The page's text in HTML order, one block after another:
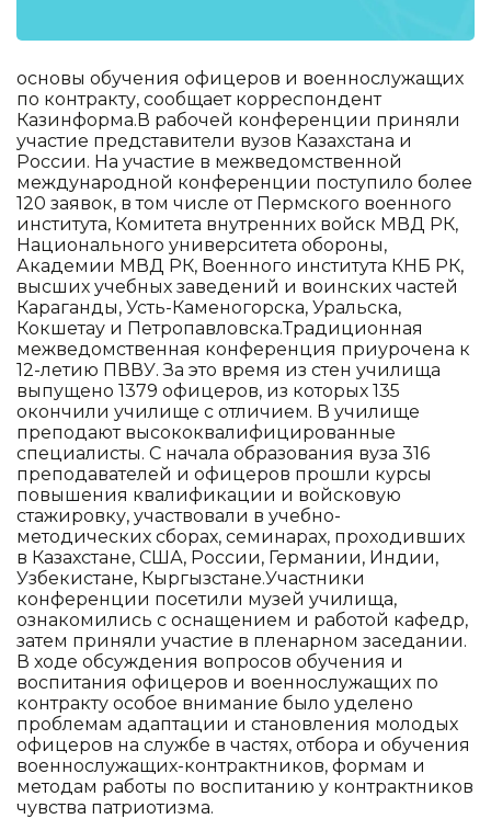
основы обучения офицеров и военнослужащих
по контракту, сообщает корреспондент
Казинформа.В рабочей конференции приняли
участие представители вузов Казахстана и
России. На участие в межведомственной
международной конференции поступило более
120 заявок, в том числе от Пермского военного
института, Комитета внутренних войск МВД РК,
Национального университета обороны,
Академии МВД РК, Военного института КНБ РК,
высших учебных заведений и воинских частей
Караганды, Усть-Каменогорска, Уральска,
Кокшетау и Петропавловска.Традиционная
межведомственная конференция приурочена к
12-летию ПВВУ. За это время из стен училища
выпущено 1379 офицеров, из которых 135
окончили училище с отличием. В училище
преподают высококвалифицированные
специалисты. С начала образования вуза 316
преподавателей и офицеров прошли курсы
повышения квалификации и войсковую
стажировку, участвовали в учебно-
методических сборах, семинарах, проходивших
в Казахстане, США, России, Германии, Индии,
Узбекистане, Кыргызстане.Участники
конференции посетили музей училища,
ознакомились с оснащением и работой кафедр,
затем приняли участие в пленарном заседании.
В ходе обсуждения вопросов обучения и
воспитания офицеров и военнослужащих по
контракту особое внимание было уделено
проблемам адаптации и становления молодых
офицеров на службе в частях, отбора и обучения
военнослужащих-контрактников, формам и
методам работы по воспитанию у контрактников
чувства патриотизма.